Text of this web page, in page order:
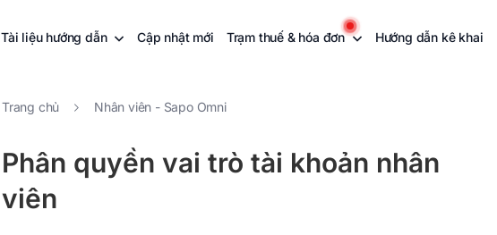
Tài liệu hướng dẫn Cập nhật mới Trạm thuế & hóa đơn Hướng dẫn kê khai
Trang chủ Nhân viên - Sapo Omni
Phân quyền vai trò tài khoản nhân
viên